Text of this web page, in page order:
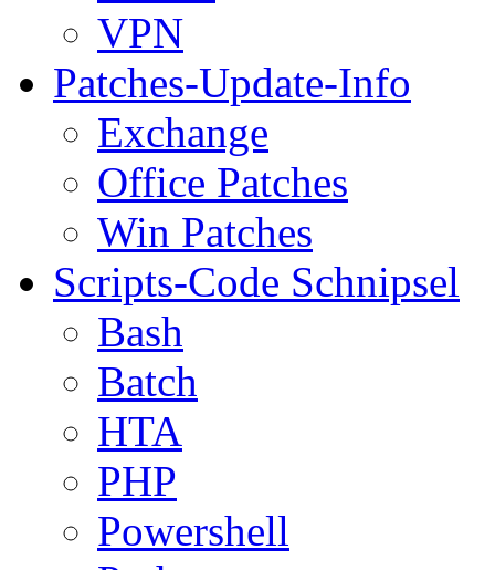
VPN
Patches-Update-Info
Exchange
Office Patches
Win Patches
Scripts-Code Schnipsel
Bash
Batch
HTA
PHP
Powershell